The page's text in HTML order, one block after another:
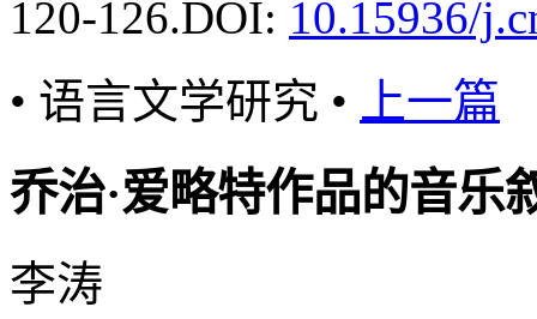
120-126.DOI: 10.15936/
• 语言文学研究 •
上一篇
乔治·爱略特作品的音乐
李涛